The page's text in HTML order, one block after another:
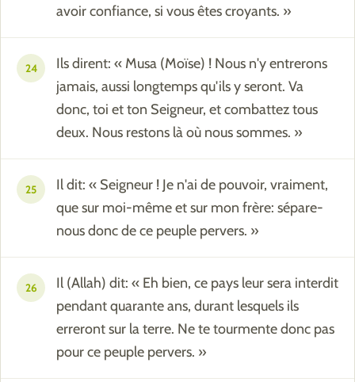
avoir confiance, si vous êtes croyants. »
24
Ils dirent: « Musa (Moïse) ! Nous n'y entrerons
jamais, aussi longtemps qu'ils y seront. Va
donc, toi et ton Seigneur, et combattez tous
deux. Nous restons là où nous sommes. »
25
Il dit: « Seigneur ! Je n'ai de pouvoir, vraiment,
que sur moi-même et sur mon frère: sépare-
nous donc de ce peuple pervers. »
26
Il (Allah) dit: « Eh bien, ce pays leur sera interdit
pendant quarante ans, durant lesquels ils
erreront sur la terre. Ne te tourmente donc pas
pour ce peuple pervers. »